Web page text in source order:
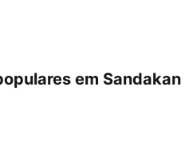
em Sandakan